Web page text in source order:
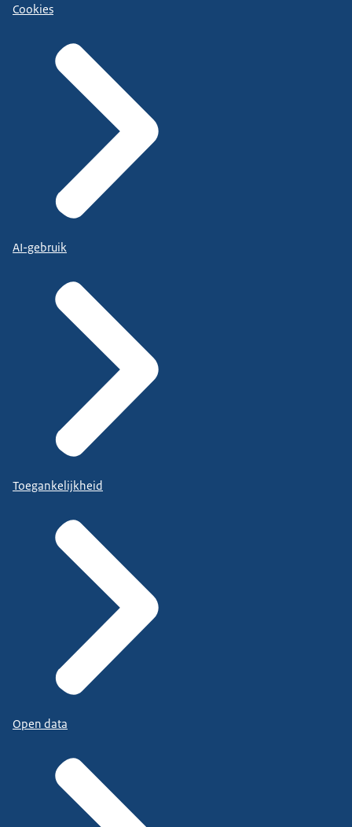
Cookies
AI-gebruik
Toegankelijkheid
Open data